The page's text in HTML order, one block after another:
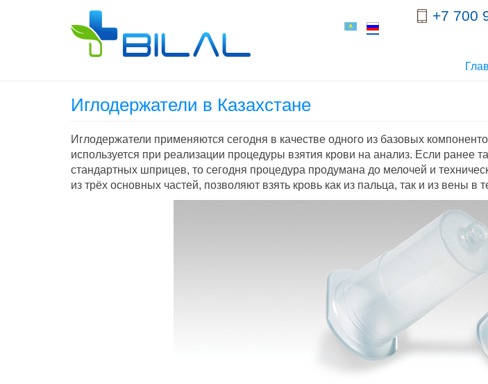
+7 700
Иглодержатели в Казахстане
Иглодержатели применяются сегодня в качестве одного из базовых
используется при реализации процедуры взятия крови на анализ. Если
стандартных шприцев, то сегодня процедура продумана до мелочей и
из трёх основных частей, позволяют взять кровь как из пальца, так и из вены в